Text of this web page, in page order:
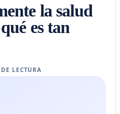
la salud
es tan
LECTURA